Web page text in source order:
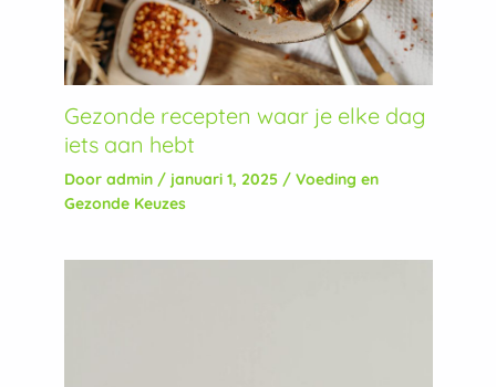
Gezonde recepten waar je elke dag
iets aan hebt
Door admin / januari 1, 2025 / Voeding en
Gezonde Keuzes